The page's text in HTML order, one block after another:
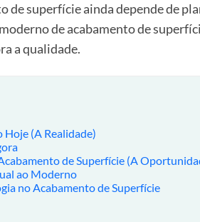
de superfície ainda depende de
de acabamento de
a qualidade.
Hoje (A Realidade)
de Superfície (A
ao Moderno
no Acabamento de Superfície